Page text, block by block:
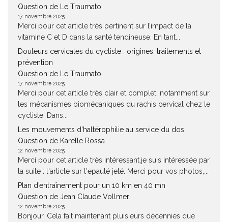
Question de Le Traumato
17 novembre 2025
Merci pour cet article très pertinent sur l’impact de la
vitamine C et D dans la santé tendineuse. En tant...
Douleurs cervicales du cycliste : origines, traitements et
prévention
Question de Le Traumato
17 novembre 2025
Merci pour cet article très clair et complet, notamment sur
les mécanismes biomécaniques du rachis cervical chez le
cycliste. Dans...
Les mouvements d’haltérophilie au service du dos
Question de Karelle Rossa
12 novembre 2025
Merci pour cet article très intéressant.je suis intéressée par
la suite : l'article sur l'epaulé jeté. Merci pour vos photos,...
Plan d’entraînement pour un 10 km en 40 mn
Question de Jean Claude Vollmer
12 novembre 2025
Bonjour, Cela fait maintenant pluisieurs décennies que